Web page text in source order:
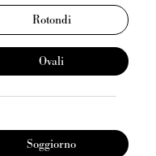
Rotondi
Ovali
Soggiorno